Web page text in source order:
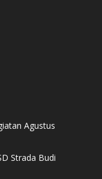
Agustus
Strada Budi